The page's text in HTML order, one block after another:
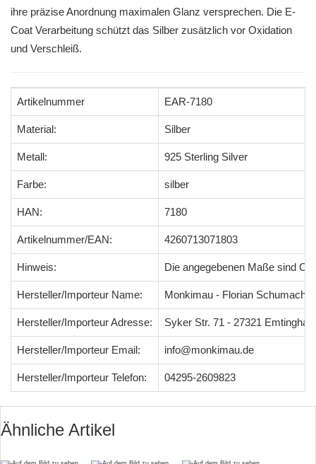
ihre präzise Anordnung maximalen Glanz versprechen. Die E-
Coat Verarbeitung schützt das Silber zusätzlich vor Oxidation
und Verschleiß.
Artikelnummer EAR-7180
Material: Silber
Metall: 925 Sterling Silver
Farbe: silber
HAN: 7180
Artikelnummer/EAN: 4260713071803
Hinweis: Die angegebenen Maße sind
Hersteller/Importeur Name: Monkimau - Florian Schumacher
Hersteller/Importeur Adresse: Syker Str. 71 - 27321
Hersteller/Importeur Email: info@monkimau.de
Hersteller/Importeur Telefon: 04295-2609823
Ähnliche Artikel